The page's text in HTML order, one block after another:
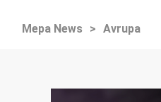
Mepa News > Avrupa